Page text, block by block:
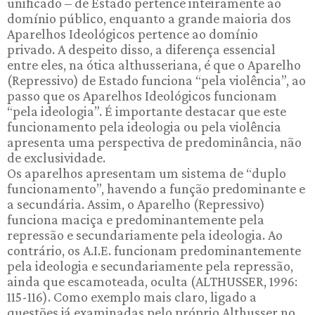
domínio público, enquanto a grande maioria dos
Aparelhos Ideológicos pertence ao domínio
privado. A despeito disso, a diferença essencial
entre eles, na ótica althusseriana, é que o Aparelho
(Repressivo) de Estado funciona “pela violência”, ao
passo que os Aparelhos Ideológicos funcionam
“pela ideologia”. É importante destacar que este
funcionamento pela ideologia ou pela violência
apresenta uma perspectiva de predominância, não
de exclusividade.
Os aparelhos apresentam um sistema de “duplo
funcionamento”, havendo a função predominante e
a secundária. Assim, o Aparelho (Repressivo)
funciona maciça e predominantemente pela
repressão e secundariamente pela ideologia. Ao
contrário, os A.I.E. funcionam predominantemente
pela ideologia e secundariamente pela repressão,
ainda que escamoteada, oculta (ALTHUSSER, 1996:
115-116). Como exemplo mais claro, ligado a